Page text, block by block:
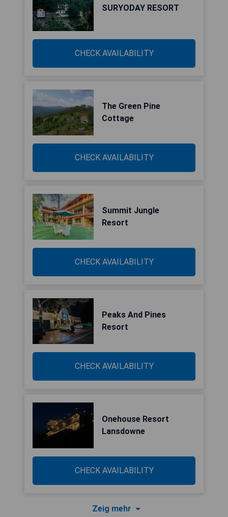
SURYODAY RESORT
CHECK AVAILABILITY
The Green Pine
Cottage
CHECK AVAILABILITY
Summit Jungle
Resort
CHECK AVAILABILITY
Peaks And Pines
Resort
CHECK AVAILABILITY
Onehouse Resort
Lansdowne
CHECK AVAILABILITY
Zeig mehr